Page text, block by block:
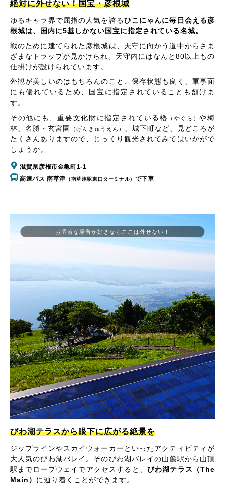
絶対に外せない！国宝・彦根城
ゆるキャラ界で屈指の人気を誇るひこにゃんに毎日会える彦
根城は、国内に5基しかない国宝に指定されている名城。
戦のために建てられた彦根城は、天守に向かう道中からさま
ざまなトラップが見かけられ、天守内にはなんと80以上もの
仕掛けが設けられています。
外観が美しいのはもちろんのこと、保存状態も良く、軍事面
にも優れているため、国宝に指定されていることも頷けま
す。
その他にも、重要文化財に指定されている櫓
（やぐら）や梅
林、名勝・玄宮園
（げんきゅうえん）
、城下町など、見どころが
たくさんありますので、じっくり観光されてみてはいかがで
しょうか。
滋賀県彦根市金亀町1-1
高速バス 南草津 （南草津駅東口ターミナル） で下車
びわ湖テラスから眼下に広がる絶景を
ジップラインやスカイウォーカーといったアクティビティが
大人気のびわ湖バレイ。そのびわ湖バレイの山麓駅から山頂
駅までロープウェイでアクセスすると、 びわ湖テラス（The
Main） に辿り着くことができます。
お洒落な場所が好きならここは外せない！